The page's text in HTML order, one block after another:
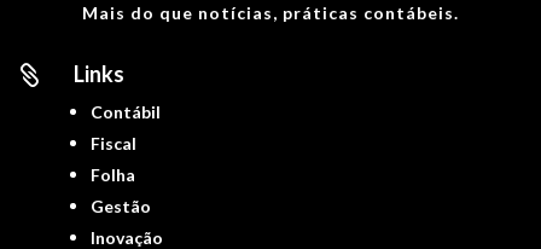
Mais do que notícias, práticas contábeis.
 Links
Contábil
Fiscal
Folha
Gestão
Inovação